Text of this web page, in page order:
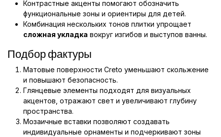
Контрастные акценты помогают обозначить
функциональные зоны и ориентиры для детей.
Комбинация нескольких тонов плитки упрощает
сложная укладка вокруг изгибов и выступов ванны.
Подбор фактуры
Матовые поверхности Creto уменьшают скольжение
и повышают безопасность.
Глянцевые элементы подходят для визуальных
акцентов, отражают свет и увеличивают глубину
пространства.
Мозаичные вставки позволяют создавать
индивидуальные орнаменты и подчеркивают зоны